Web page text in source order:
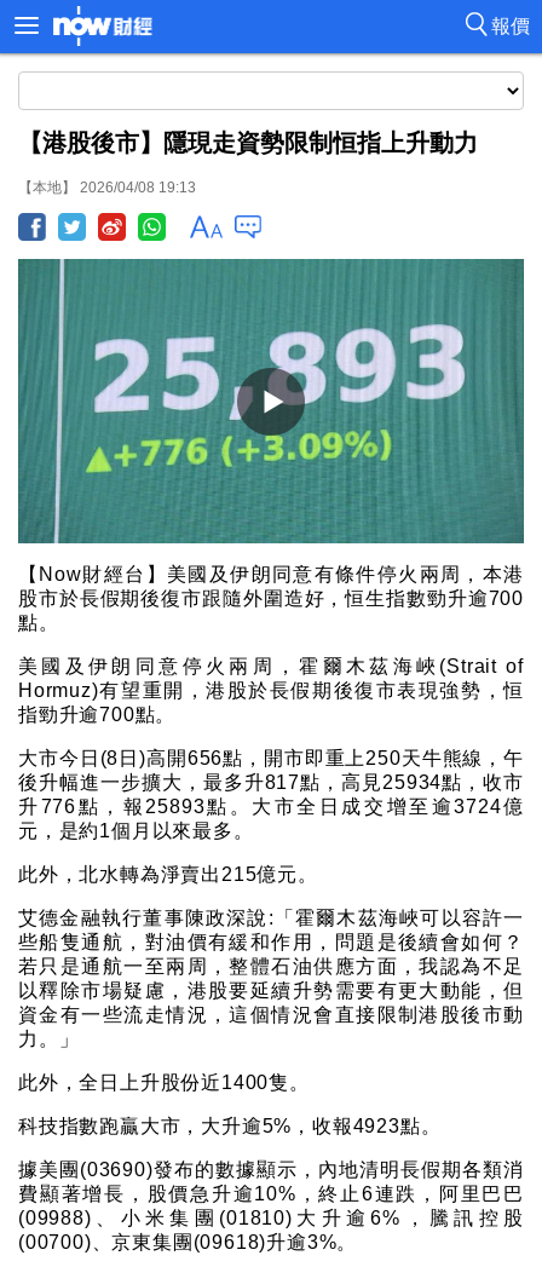
報價
【港股後市】隱現走資勢限制恒指上升動力
【本地】 2026/04/08 19:13
【Now財經台】美國及伊朗同意有條件停火兩周，本港
股市於長假期後復市跟隨外圍造好，恒生指數勁升逾700
點。
美國及伊朗同意停火兩周，霍爾木茲海峽(Strait of
Hormuz)有望重開，港股於長假期後復市表現強勢，恒
指勁升逾700點。
大市今日(8日)高開656點，開市即重上250天牛熊線，午
後升幅進一步擴大，最多升817點，高見25934點，收市
升776點，報25893點。大市全日成交增至逾3724億
元，是約1個月以來最多。
此外，北水轉為淨賣出215億元。
艾德金融執行董事陳政深說:「霍爾木茲海峽可以容許一
些船隻通航，對油價有緩和作用，問題是後續會如何？
若只是通航一至兩周，整體石油供應方面，我認為不足
以釋除市場疑慮，港股要延續升勢需要有更大動能，但
資金有一些流走情況，這個情況會直接限制港股後市動
力。」
此外，全日上升股份近1400隻。
科技指數跑贏大市，大升逾5%，收報4923點。
據美團(03690)發布的數據顯示，內地清明長假期各類消
費顯著增長，股價急升逾10%，終止6連跌，阿里巴巴
(09988)、小米集團(01810)大升逾6%，騰訊控股
(00700)、京東集團(09618)升逾3%。